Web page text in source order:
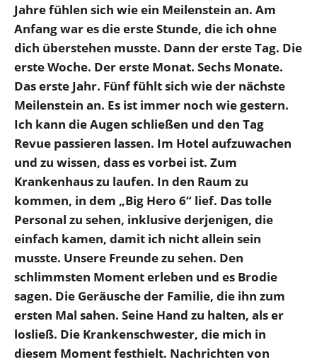
Jahre fühlen sich wie ein Meilenstein an. Am
Anfang war es die erste Stunde, die ich ohne
dich überstehen musste. Dann der erste Tag. Die
erste Woche. Der erste Monat. Sechs Monate.
Das erste Jahr. Fünf fühlt sich wie der nächste
Meilenstein an. Es ist immer noch wie gestern.
Ich kann die Augen schließen und den Tag
Revue passieren lassen. Im Hotel aufzuwachen
und zu wissen, dass es vorbei ist. Zum
Krankenhaus zu laufen. In den Raum zu
kommen, in dem „Big Hero 6“ lief. Das tolle
Personal zu sehen, inklusive derjenigen, die
einfach kamen, damit ich nicht allein sein
musste. Unsere Freunde zu sehen. Den
schlimmsten Moment erleben und es Brodie
sagen. Die Geräusche der Familie, die ihn zum
ersten Mal sahen. Seine Hand zu halten, als er
losließ. Die Krankenschwester, die mich in
diesem Moment festhielt. Nachrichten von